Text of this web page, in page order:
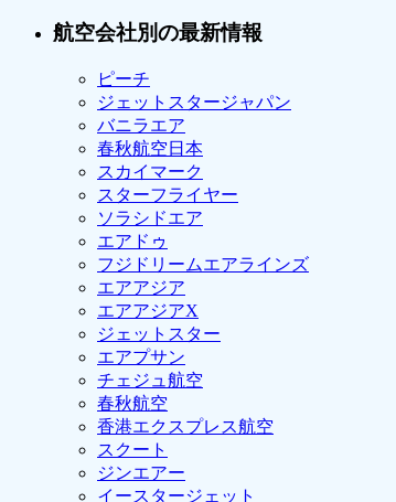
航空会社別の最新情報
ピーチ
ジェットスタージャパン
バニラエア
春秋航空日本
スカイマーク
スターフライヤー
ソラシドエア
エアドゥ
フジドリームエアラインズ
エアアジア
エアアジアX
ジェットスター
エアプサン
チェジュ航空
春秋航空
香港エクスプレス航空
スクート
ジンエアー
イースタージェット